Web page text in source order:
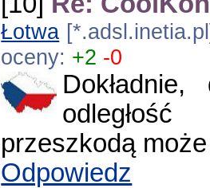
Łotwa
oceny: +2 -0
przeszkodą
Odpowiedz